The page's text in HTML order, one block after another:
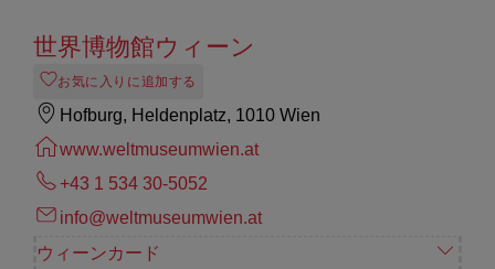
世界博物館ウィーン
お気に入りに追加する
Hofburg, Heldenplatz, 1010 Wien
www.weltmuseumwien.at
+43 1 534 30-5052
info@weltmuseumwien.at
ウィーンカード